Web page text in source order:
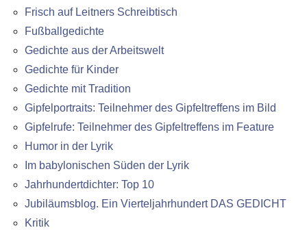
Frisch auf Leitners Schreibtisch
Fußballgedichte
Gedichte aus der Arbeitswelt
Gedichte für Kinder
Gedichte mit Tradition
Gipfelportraits: Teilnehmer des Gipfeltreffens im Bild
Gipfelrufe: Teilnehmer des Gipfeltreffens im Feature
Humor in der Lyrik
Im babylonischen Süden der Lyrik
Jahrhundertdichter: Top 10
Jubiläumsblog. Ein Vierteljahrhundert DAS GEDICHT
Kritik